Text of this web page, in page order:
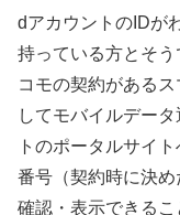
dアカウントのIDが
持っている方とそ
コモの契約がある
してモバイルデー
トのポータルサイ
番号（契約時に決
確認・表示できるこ